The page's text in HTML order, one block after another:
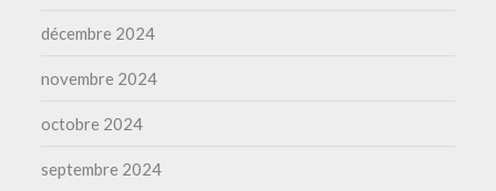
décembre 2024
novembre 2024
octobre 2024
septembre 2024